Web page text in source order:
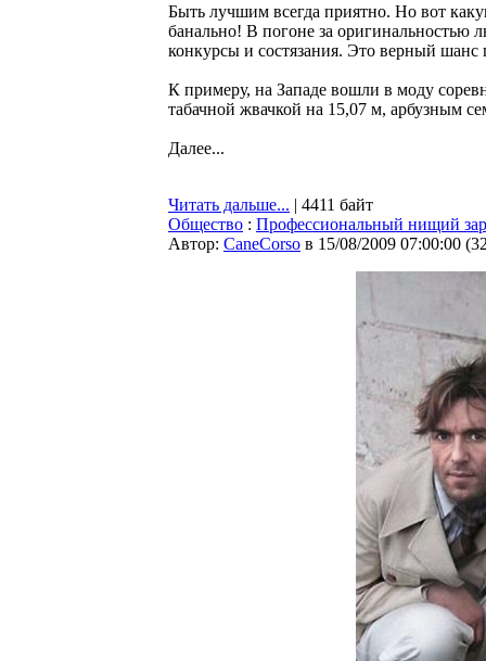
Быть лучшим всегда приятно. Но вот
банально! В погоне за оригинальностью
конкурсы и состязания. Это верный шанс
К примеру, на Западе вошли в моду
табачной жвачкой на 15,07 м, арбузным
Далее...
Читать дальше... | 4411 байт
Общество : Профессиональный нищий
Автор: CaneCorso в 15/08/2009 07:00:00 (